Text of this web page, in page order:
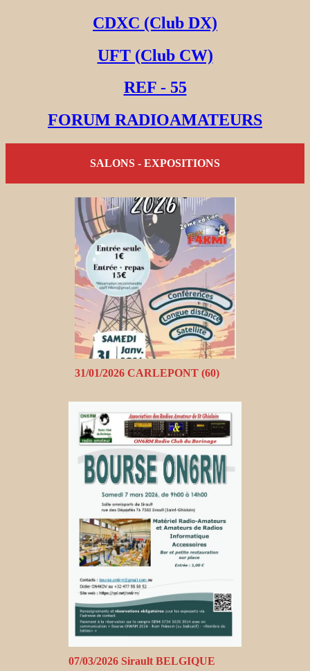
CDXC (Club DX)
UFT (Club CW)
REF - 55
FORUM RADIOAMATEURS
SALONS - EXPOSITIONS
31/01/2026 CARLEPONT (60)
07/03/2026 Sirault BELGIQUE